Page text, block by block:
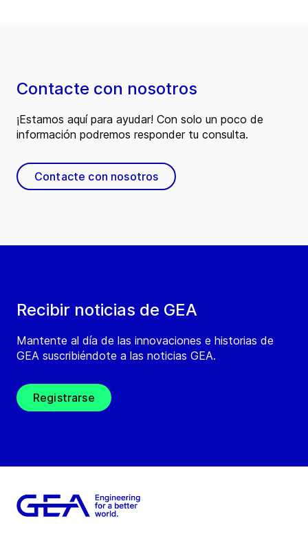
Recibir noticias de GEA
Mantente al día de las innovaciones e historias de
GEA suscribiéndote a las noticias GEA.
Registrarse
Contacte con nosotros
¡Estamos aquí para ayudar! Con solo un poco de
información podremos responder tu consulta.
Contacte con nosotros